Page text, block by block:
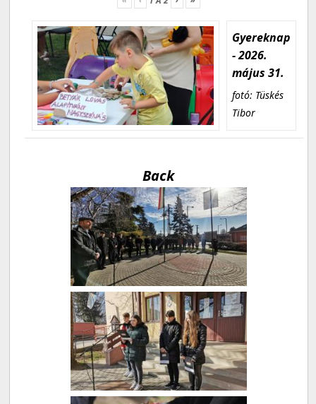
Gyereknap
- 2026.
május 31.
fotó: Tüskés
Tibor
Back